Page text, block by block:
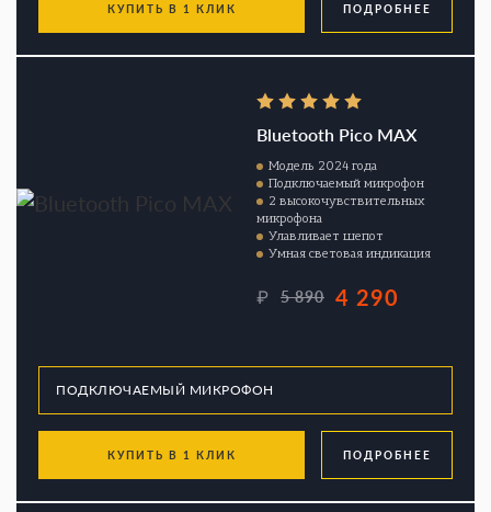
КУПИТЬ В 1 КЛИК ПОДРОБНЕЕ
Bluetooth Pico MAX
Модель 2024 года
Подключаемый микрофон
2 высокочувствительных
микрофона
Улавливает шепот
Умная световая индикация
₽ 5 890 4 290
КУПИТЬ В 1 КЛИК ПОДРОБНЕЕ